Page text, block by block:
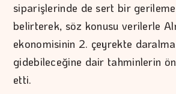
siparişlerinde de sert bir
belirterek, söz konusu verilerle
ekonomisinin 2. çeyrekte
gidebileceğine dair tahminlerin
etti.